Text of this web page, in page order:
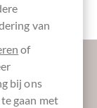
van
of
bij ons
gaan met